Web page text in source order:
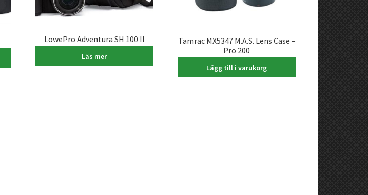
LowePro Adventura SH 100 II
395,00kr
Läs mer
Tamrac MX5347 M.A.S. Lens Case –
Pro 200
695,00kr
Lägg till i varukorg